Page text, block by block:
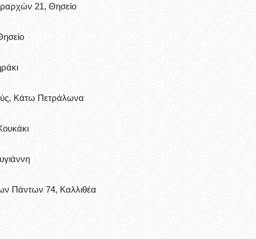
21, Θησείο
Κάτω Πετράλωνα
Πάντων 74, Καλλιθέα